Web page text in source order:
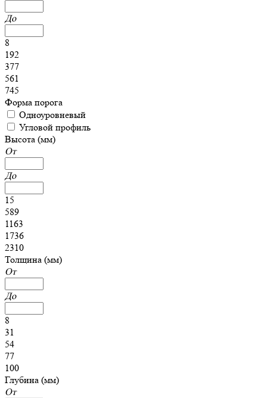
До
8
192
377
561
745
Форма порога
Одноуровневый
Угловой профиль
Высота (мм)
От
До
15
589
1163
1736
2310
Толщина (мм)
От
До
8
31
54
77
100
Глубина (мм)
От